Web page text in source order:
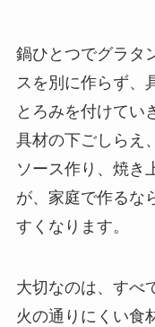
鍋ひとつでグラタ
スを別に作らず、
とろみを付けてい
具材の下ごしらえ
ソース作り、焼き
が、家庭で作るな
すくなります。
大切なのは、すべ
火の通りにくい食